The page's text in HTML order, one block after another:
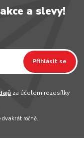
a slevy!
Přihlásit se
za účelem rozesílky
ročně.